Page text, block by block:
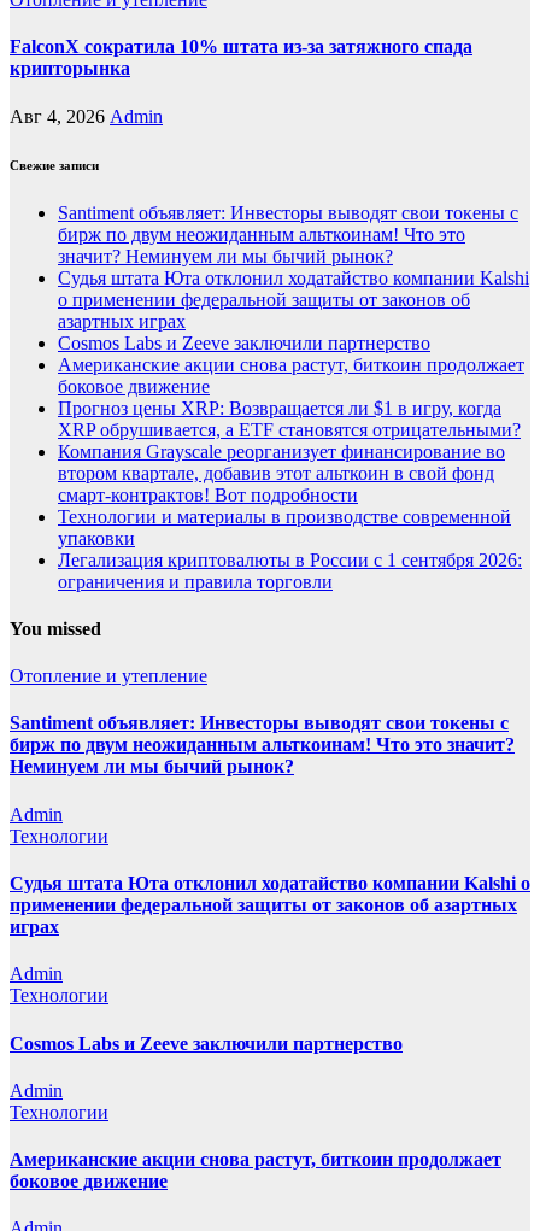
FalconX сократила 10% штата из-за затяжного спада
крипторынка
Авг 4, 2026 Admin
Свежие записи
Santiment объявляет: Инвесторы выводят свои токены с
бирж по двум неожиданным альткоинам! Что это
значит? Неминуем ли мы бычий рынок?
Судья штата Юта отклонил ходатайство компании Kalshi
о применении федеральной защиты от законов об
азартных играх
Cosmos Labs и Zeeve заключили партнерство
Американские акции снова растут, биткоин продолжает
боковое движение
Прогноз цены XRP: Возвращается ли $1 в игру, когда
XRP обрушивается, а ETF становятся отрицательными?
Компания Grayscale реорганизует финансирование во
втором квартале, добавив этот альткоин в свой фонд
смарт-контрактов! Вот подробности
Технологии и материалы в производстве современной
упаковки
Легализация криптовалюты в России с 1 сентября 2026:
ограничения и правила торговли
You missed
Отопление и утепление
Santiment объявляет: Инвесторы выводят свои токены с
бирж по двум неожиданным альткоинам! Что это значит?
Неминуем ли мы бычий рынок?
Admin
Технологии
Судья штата Юта отклонил ходатайство компании Kalshi о
применении федеральной защиты от законов об азартных
играх
Admin
Технологии
Cosmos Labs и Zeeve заключили партнерство
Admin
Технологии
Американские акции снова растут, биткоин продолжает
боковое движение